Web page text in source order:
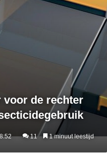
de rechter
11 1 minuut leestijd